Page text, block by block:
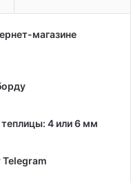
магазине
4 или 6 мм
Telegram